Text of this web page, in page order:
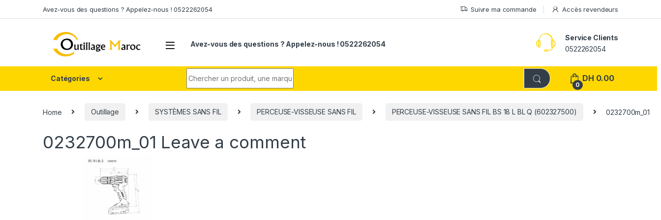
Avez-vous des questions ? Appelez-nous ! 0522262054 Suivre ma commande Accès revendeurs
Avez-vous des questions ? Appelez-nous ! 0522262054
Service Clients
0522262054
Catégories
0
DH 0.00
Home Outillage SYSTÈMES SANS FIL PERCEUSE-VISSEUSE SANS FIL PERCEUSE-VISSEUSE SANS FIL BS 18 L BL Q (602327500) 0232700m_01
0232700m_01 Leave a comment